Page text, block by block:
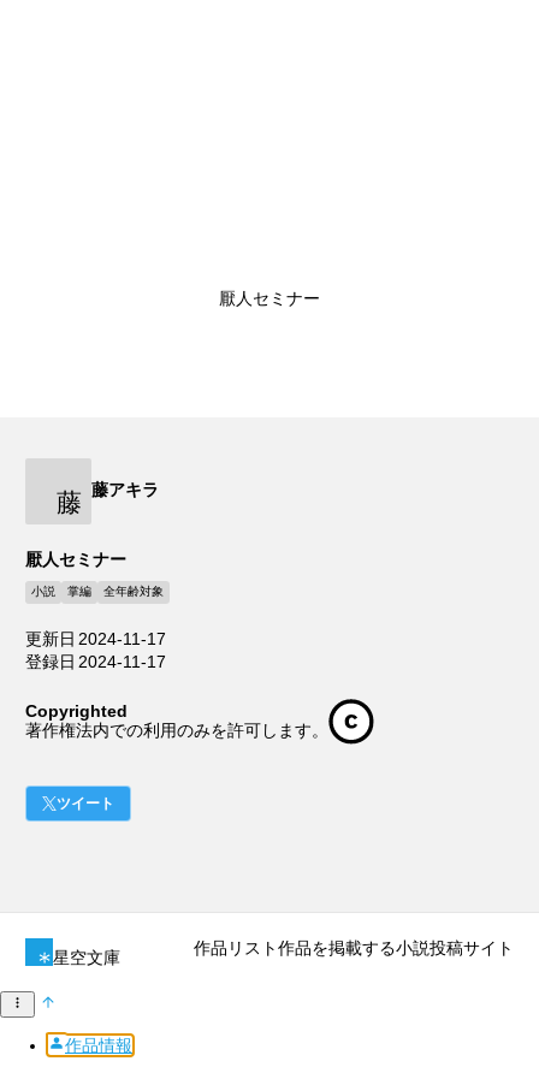
厭人セミナー
藤 藤アキラ
厭人セミナー
小説 掌編 全年齢対象
更新日 2024-11-17
登録日 2024-11-17
Copyrighted
著作権法内での利用のみを許可します。
ツイート
星空文庫 作品リスト作品を掲載する小説投稿サイト
作品情報